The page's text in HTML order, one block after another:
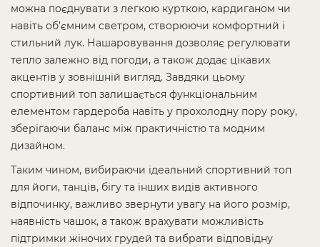
можна поєднувати з легкою курткою, кардиганом чи
навіть об’ємним светром, створюючи комфортний і
стильний лук. Нашаровування дозволяє регулювати
тепло залежно від погоди, а також додає цікавих
акцентів у зовнішній вигляд. Завдяки цьому
спортивний топ залишається функціональним
елементом гардероба навіть у прохолодну пору року,
зберігаючи баланс між практичністю та модним
дизайном.
Таким чином, вибираючи ідеальний спортивний топ
для йоги, танців, бігу та інших видів активного
відпочинку, важливо звернути увагу на його розмір,
наявність чашок, а також врахувати можливість
підтримки жіночих грудей та вибрати відповідну